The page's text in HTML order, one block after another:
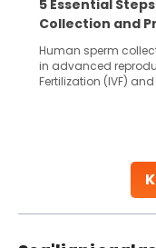
5 Essential
Collection and
Human sperm
in advanced
Fertilization (IVF)
collected, they